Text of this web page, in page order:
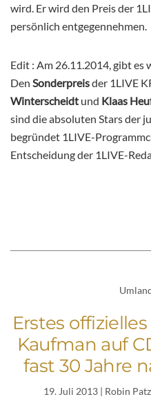
wird. Er wird den Preis der
persönlich entgegennehmen.
Edit : Am 26.11.2014, gibt es
Den Sonderpreisder 1LIVE
Winterscheidt und Klaas
sind die absoluten Stars der
begründet 1LIVE-
Entscheidung der 1LIVE-
Erstes
Kaufman auf
fast 30 Jahre
19. Juli 2013 | Robin